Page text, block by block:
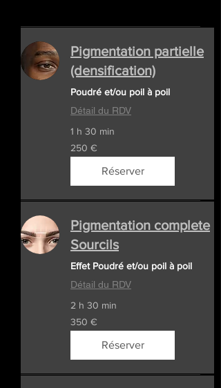
Pigmentation partielle
(densification)
Poudré et/ou poil à poil
Détail du RDV
1 h 30 min
250
euros
250 €
Réserver
Pigmentation complete
Sourcils
Effet Poudré et/ou poil à poil
Détail du RDV
2 h 30 min
350
euros
350 €
Réserver